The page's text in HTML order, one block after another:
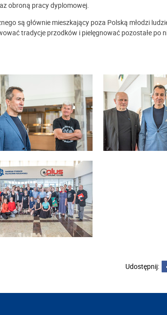
obroną pracy dyplomowej.
są głównie mieszkający poza Polską młodzi
tradycje przodków i pielęgnować pozostałe po
Udostępnij: